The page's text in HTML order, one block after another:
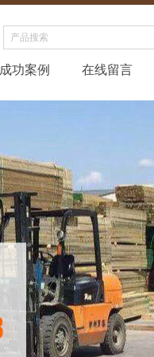
成功案例 在线留言